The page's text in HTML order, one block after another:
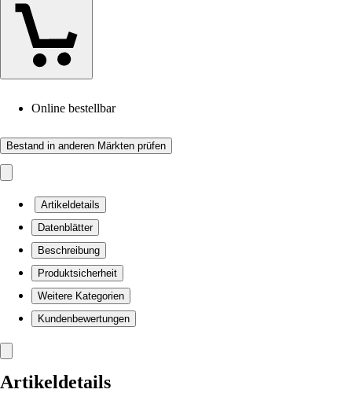
Online bestellbar
Bestand in anderen Märkten prüfen
Artikeldetails
Datenblätter
Beschreibung
Produktsicherheit
Weitere Kategorien
Kundenbewertungen
Artikeldetails